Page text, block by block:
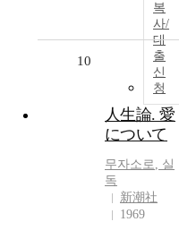
복
사/
대
출
신
청
10
人生論. 愛
について
무자소로, 실
독
新潮社
1969